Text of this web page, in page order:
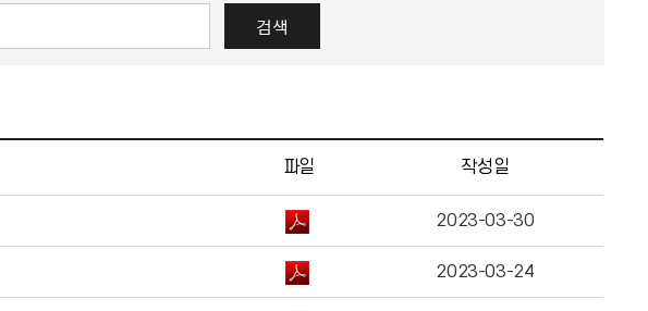
검색
파일 작성일
2023-03-30
2023-03-24